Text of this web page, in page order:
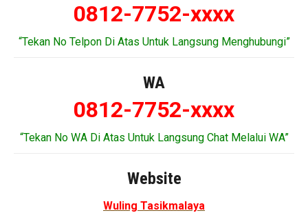
0812-7752-xxxx
“Tekan No Telpon Di Atas Untuk Langsung Menghubungi”
WA
0812-7752-xxxx
“Tekan No WA Di Atas Untuk Langsung Chat Melalui WA”
Website
Wuling Tasikmalaya